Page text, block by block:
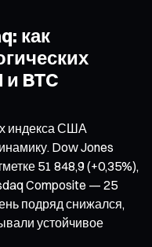
как
и BTC
индекса США
Dow Jones
51 848,9 (+0,35%),
Composite — 25
подряд снижался,
устойчивое